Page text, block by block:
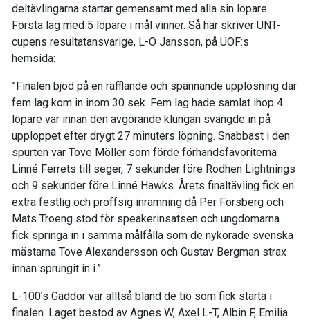
deltävlingarna startar gemensamt med alla sin löpare.
Första lag med 5 löpare i mål vinner. Så här skriver UNT-
cupens resultatansvarige, L-O Jansson, på UOF:s
hemsida:
”Finalen bjöd på en rafflande och spännande upplösning där
fem lag kom in inom 30 sek. Fem lag hade samlat ihop 4
löpare var innan den avgörande klungan svängde in på
upploppet efter drygt 27 minuters löpning. Snabbast i den
spurten var Tove Möller som förde förhandsfavoriterna
Linné Ferrets till seger, 7 sekunder före Rodhen Lightnings
och 9 sekunder före Linné Hawks. Årets finaltävling fick en
extra festlig och proffsig inramning då Per Forsberg och
Mats Troeng stod för speakerinsatsen och ungdomarna
fick springa in i samma målfålla som de nykorade svenska
mästarna Tove Alexandersson och Gustav Bergman strax
innan sprungit in i.”
L-100’s Gäddor var alltså bland de tio som fick starta i
finalen. Laget bestod av Agnes W, Axel L-T, Albin F, Emilia